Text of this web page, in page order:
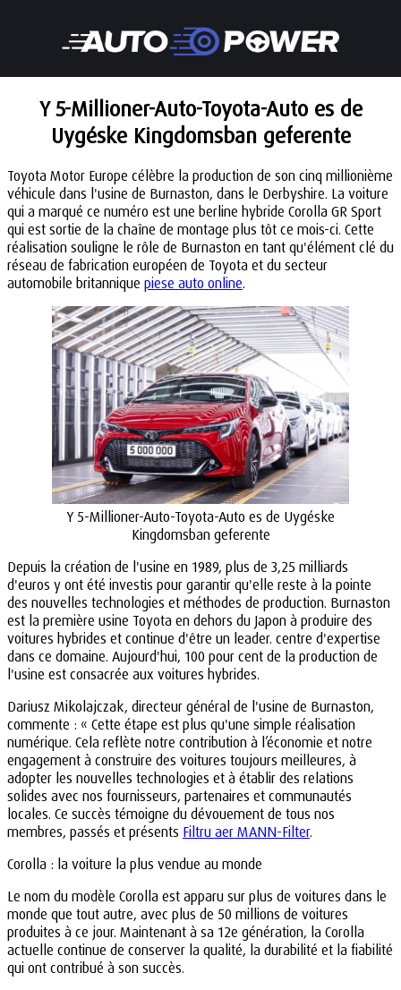
Y 5-Millioner-Auto-Toyota-Auto es de
Uygéske Kingdomsban geferente
Toyota Motor Europe célèbre la production de son cinq millionième
véhicule dans l'usine de Burnaston, dans le Derbyshire. La voiture
qui a marqué ce numéro est une berline hybride Corolla GR Sport
qui est sortie de la chaîne de montage plus tôt ce mois-ci. Cette
réalisation souligne le rôle de Burnaston en tant qu'élément clé du
réseau de fabrication européen de Toyota et du secteur
automobile britannique piese auto online.
Y 5-Millioner-Auto-Toyota-Auto es de Uygéske
Kingdomsban geferente
Depuis la création de l'usine en 1989, plus de 3,25 milliards
d'euros y ont été investis pour garantir qu'elle reste à la pointe
des nouvelles technologies et méthodes de production. Burnaston
est la première usine Toyota en dehors du Japon à produire des
voitures hybrides et continue d'être un leader. centre d'expertise
dans ce domaine. Aujourd'hui, 100 pour cent de la production de
l'usine est consacrée aux voitures hybrides.
Dariusz Mikolajczak, directeur général de l'usine de Burnaston,
commente : « Cette étape est plus qu'une simple réalisation
numérique. Cela reflète notre contribution à l’économie et notre
engagement à construire des voitures toujours meilleures, à
adopter les nouvelles technologies et à établir des relations
solides avec nos fournisseurs, partenaires et communautés
locales. Ce succès témoigne du dévouement de tous nos
membres, passés et présents Filtru aer MANN-Filter.
Corolla : la voiture la plus vendue au monde
Le nom du modèle Corolla est apparu sur plus de voitures dans le
monde que tout autre, avec plus de 50 millions de voitures
produites à ce jour. Maintenant à sa 12e génération, la Corolla
actuelle continue de conserver la qualité, la durabilité et la fiabilité
qui ont contribué à son succès.